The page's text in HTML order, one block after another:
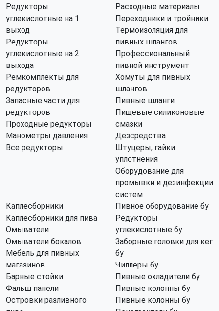
Редукторы
углекислотные на 1
выход
Редукторы
углекислотные на 2
выхода
Ремкомплекты для
редукторов
Запасные части для
редукторов
Проходные редукторы
Манометры давления
Все редукторы
Расходные материалы
Переходники и тройники
Термоизоляция для
пивных шлангов
Профессиональный
пивной инструмент
Хомуты для пивных
шлангов
Пивные шланги
Пищевые силиконовые
смазки
Дезсредства
Штуцеры, гайки
уплотнения
Оборудование для
промывки и дезинфекции
систем
Каплесборники
Каплесборники для пива
Омыватели
Омыватели бокалов
Мебель для пивных
магазинов
Барные стойки
Фальш панели
Островки разливного
Пивное оборудование бу
Редукторы
углекислотные бу
Заборные головки для кег
бу
Чиллеры бу
Пивные охладители бу
Пивные колонны бу
Пивные колонны бу